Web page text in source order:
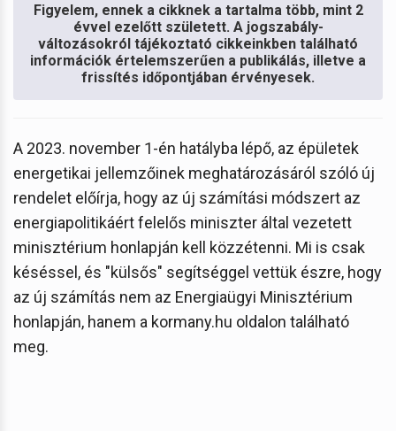
Figyelem, ennek a cikknek a tartalma több, mint 2
évvel ezelőtt született. A jogszabály-
változásokról tájékoztató cikkeinkben található
információk értelemszerűen a publikálás, illetve a
frissítés időpontjában érvényesek.
A 2023. november 1-én hatályba lépő, az épületek
energetikai jellemzőinek meghatározásáról szóló új
rendelet előírja, hogy az új számítási módszert az
energiapolitikáért felelős miniszter által vezetett
minisztérium honlapján kell közzétenni. Mi is csak
késéssel, és "külsős" segítséggel vettük észre, hogy
az új számítás nem az Energiaügyi Minisztérium
honlapján, hanem a kormany.hu oldalon található
meg.